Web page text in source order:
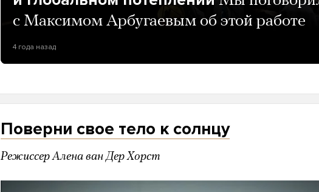
с Максимом Арбугаевым об этой работе
4 года назад
Поверни свое тело к солнцу
Режиссер Алена ван Дер Хорст